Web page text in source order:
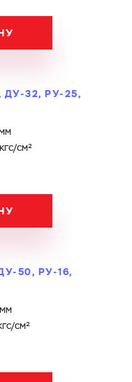
формат, макс. 20
данных
ДУ-32, РУ-25,
см²
50, РУ-16,
см²